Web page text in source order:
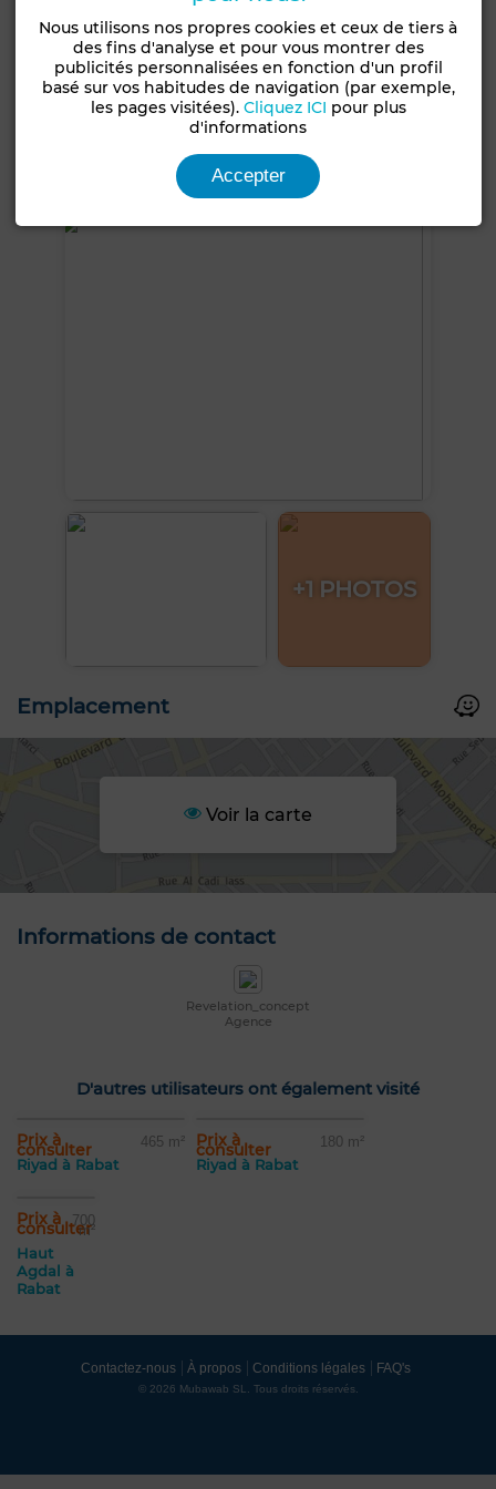
Chambre rangement Entre-seul Salon Marocain
Salon européen Antenne parabolique Cheminée
Climatisation Chauffage central Sécurité
Porte blindée
Voir plus de photos
+1 PHOTOS
Emplacement
Voir la carte
Informations de contact
Revelation_concept
Agence
D'autres utilisateurs ont également visité
Prix à
consulter 465 m²
Riyad à Rabat
Prix à
consulter 180 m²
Riyad à Rabat
Prix à
consulter
700
m²
Haut
Agdal à
Rabat
Contactez-nous À propos Conditions légales FAQ's
© 2026 Mubawab SL. Tous droits réservés.
Nous utilisons nos propres cookies et ceux de tiers à
des fins d'analyse et pour vous montrer des
publicités personnalisées en fonction d'un profil
basé sur vos habitudes de navigation (par exemple,
les pages visitées). Cliquez ICI pour plus
d'informations
Accepter